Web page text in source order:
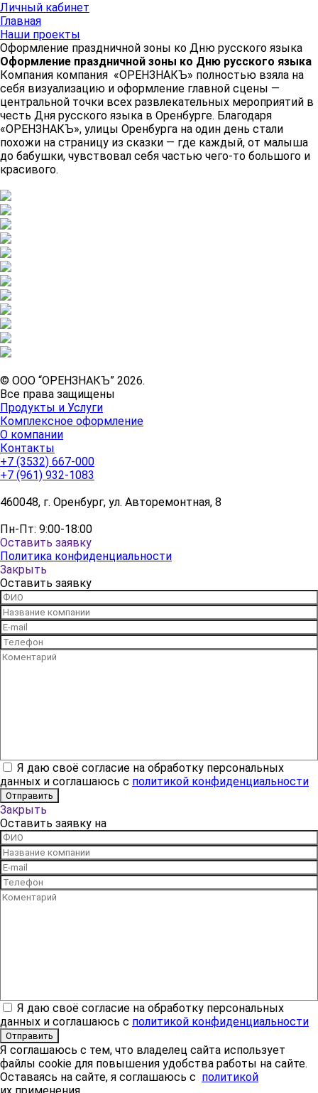
Личный кабинет
Главная
Наши проекты
Оформление праздничной зоны ко Дню русского языка
Оформление праздничной зоны ко Дню русского языка
Компания компания «ОРЕНЗНАКЪ» полностью взяла на
себя визуализацию и оформление главной сцены —
центральной точки всех развлекательных мероприятий в
честь Дня русского языка в Оренбурге. Благодаря
«ОРЕНЗНАКЪ», улицы Оренбурга на один день стали
похожи на страницу из сказки — где каждый, от малыша
до бабушки, чувствовал себя частью чего-то большого и
красивого.
© ООО “ОРЕНЗНАКЪ” 2026.
Все права защищены
Продукты и Услуги
Комплексное оформление
О компании
Контакты
+7 (3532) 667-000
+7 (961) 932-1083
460048, г. Оренбург, ул. Авторемонтная, 8
Пн-Пт: 9:00-18:00
Оставить заявку
Политика конфиденциальности
Закрыть
Оставить заявку
Я даю своё согласие на обработку персональных
данных и соглашаюсь с политикой конфиденциальности
Закрыть
Оставить заявку на
Я даю своё согласие на обработку персональных
данных и соглашаюсь с политикой конфиденциальности
Я соглашаюсь с тем, что владелец сайта использует
файлы cookie для повышения удобства работы на сайте.
Оставаясь на сайте, я соглашаюсь с политикой